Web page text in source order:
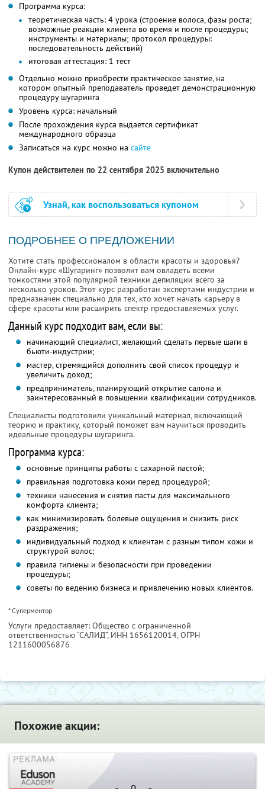
Программа курса:
теоретическая часть: 4 урока (строение волоса, фазы роста;
возможные реакции клиента во время и после процедуры;
инструменты и материалы; протокол процедуры:
последовательность действий)
итоговая аттестация: 1 тест
Отдельно можно приобрести практическое занятие, на
котором опытный преподаватель проведет демонстрационную
процедуру шугаринга
Уровень курса: начальный
После прохождения курса выдается сертификат
международного образца
Записаться на курс можно на сайте
Купон действителен по 22 сентября 2025 включительно
Узнай, как воспользоваться купоном
ПОДРОБНЕЕ О ПРЕДЛОЖЕНИИ
Хотите стать профессионалом в области красоты и здоровья?
Онлайн-курс «Шугаринг» позволит вам овладеть всеми
тонкостями этой популярной техники депиляции всего за
несколько уроков. Этот курс разработан экспертами индустрии и
предназначен специально для тех, кто хочет начать карьеру в
сфере красоты или расширить спектр предоставляемых услуг.
Данный курс подходит вам, если вы:
начинающий специалист, желающий сделать первые шаги в
бьюти-индустрии;
мастер, стремящийся дополнить свой список процедур и
увеличить доход;
предприниматель, планирующий открытие салона и
заинтересованный в повышении квалификации сотрудников.
Специалисты подготовили уникальный материал, включающий
теорию и практику, который поможет вам научиться проводить
идеальные процедуры шугаринга.
Программа курса:
основные принципы работы с сахарной пастой;
правильная подготовка кожи перед процедурой;
техники нанесения и снятия пасты для максимального
комфорта клиента;
как минимизировать болевые ощущения и снизить риск
раздражения;
индивидуальный подход к клиентам с разным типом кожи и
структурой волос;
правила гигиены и безопасности при проведении
процедуры;
советы по ведению бизнеса и привлечению новых клиентов.
* Суперментор
Услуги предоставляет: Общество с ограниченной
ответственностью “САЛИД”, ИНН 1656120014, ОГРН
1211600056876
Похожие акции: